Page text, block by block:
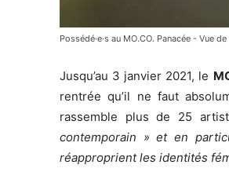
Possédé·e·s au MO.CO. Panacée - Vue
Jusqu’au 3 janvier 2021, le
rentrée qu’il ne faut
rassemble plus de 25
contemporain » et en
réapproprient les identités